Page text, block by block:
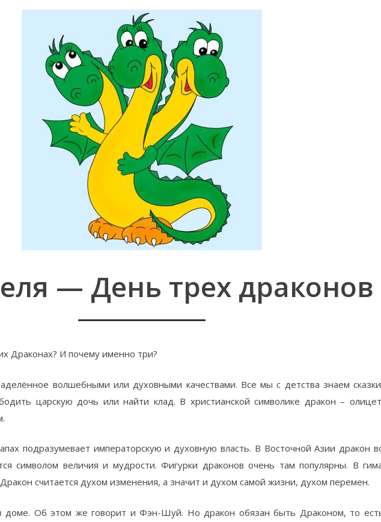
— День трех драконов
Драконах? И почему именно три?
волшебными или духовными качествами. Все мы с детства знаем
царскую дочь или найти клад. В христианской символике дракон –
подразумевает императорскую и духовную власть. В Восточной Азии дракон
символом величия и мудрости. Фигурки драконов очень там популярны. В
считается духом изменения, а значит и духом самой жизни, духом перемен.
доме. Об этом же говорит и Фэн-Шуй. Но дракон обязан быть Драконом, то есть